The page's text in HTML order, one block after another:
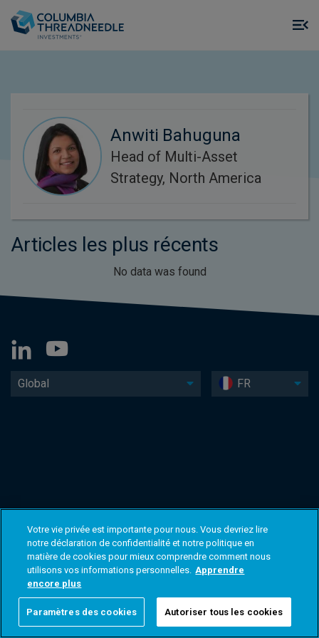
Anwiti Bahuguna
Head of Multi-Asset
Strategy, North America
Articles les plus récents
No data was found
Global FR
Votre vie privée est importante pour nous. Vous devriez lire
notre déclaration de confidentialité et notre politique en
matière de cookies pour mieux comprendre comment nous
utilisons vos informations personnelles. Apprendre
encore plus
Paramètres des cookies Autoriser tous les cookies